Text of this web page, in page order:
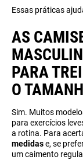
Essas práticas
AS
PARA
O
Sim. Muitos
para exercícios
a rotina. Para
medidase, se
um caimento